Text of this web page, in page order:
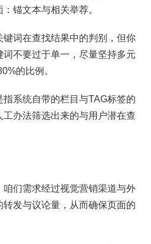
锚文本与相关举荐。
词在查找结果中的判别，但你
不要过于单一，尽量坚持多元
的比例。
系统自带的栏目与TAG标签的
办法筛选出来的与用户潜在查
咱们需求经过视觉营销渠道与外
发与议论量，从而确保页面的